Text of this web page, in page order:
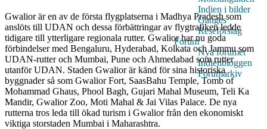
Indien i bilder
Ganges
Reseförslag
Forum
Nya forumet
Indienbloggen
Forumarkiv
Gwalior är en av de första flygplatserna i Madhya Pradesh som
anslöts till UDAN och dessa förbättringar av flygtrafiken ledde
tidigare till ytterligare regionala rutter. Gwalior har nu goda
förbindelser med Bengaluru, Hyderabad, Kolkata och Jammu som
UDAN-rutter och Mumbai, Pune och Ahmedabad som rutter
utanför UDAN. Staden Gwalior är känd för sina historiska
byggnader så som Gwalior Fort, SaasBahu Temple, Tomb of
Mohammad Ghaus, Phool Bagh, Gujari Mahal Museum, Teli Ka
Mandir, Gwalior Zoo, Moti Mahal & Jai Vilas Palace. De nya
rutterna tros leda till ökad turism i Gwalior från den ekonomiskt
viktiga storstaden Mumbai i Maharashtra.